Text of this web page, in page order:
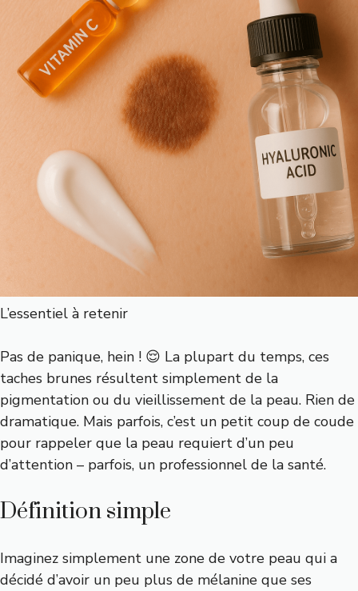
L’essentiel à retenir
Pas de panique, hein ! 😌 La plupart du temps, ces
taches brunes résultent simplement de la
pigmentation ou du vieillissement de la peau. Rien de
dramatique. Mais parfois, c’est un petit coup de coude
pour rappeler que la peau requiert d’un peu
d’attention – parfois, un professionnel de la santé.
Définition simple
Imaginez simplement une zone de votre peau qui a
décidé d’avoir un peu plus de mélanine que ses